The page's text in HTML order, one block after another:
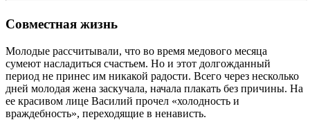
Совместная жизнь
Молодые рассчитывали, что во время медового месяца
сумеют насладиться счастьем. Но и этот долгожданный
период не принес им никакой радости. Всего через несколько
дней молодая жена заскучала, начала плакать без причины. На
ее красивом лице Василий прочел «холодность и
враждебность», переходящие в ненависть.